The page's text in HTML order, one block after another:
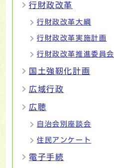
行財政改革
行財政改革大綱
行財政改革実施計画
行財政改革推進委員会
国土強靭化計画
広域行政
広聴
自治会別座談会
住民アンケート
電子手続